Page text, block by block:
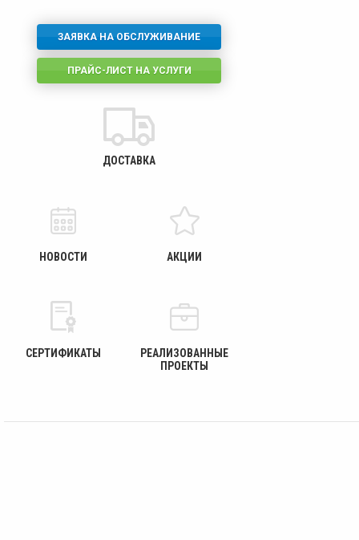
ЗАЯВКА НА ОБСЛУЖИВАНИЕ
ПРАЙС-ЛИСТ НА УСЛУГИ
ДОСТАВКА
НОВОСТИ АКЦИИ
СЕРТИФИКАТЫ
РЕАЛИЗОВАННЫЕ
ПРОЕКТЫ